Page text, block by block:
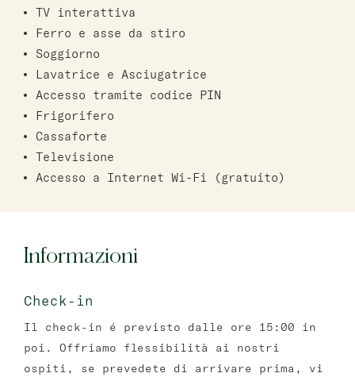
TV interattiva
Ferro e asse da stiro
Soggiorno
Lavatrice e Asciugatrice
Accesso tramite codice PIN
Frigorifero
Cassaforte
Televisione
Accesso a Internet Wi-Fi (gratuito)
Informazioni
Check-in
Il check-in é previsto dalle ore 15:00 in
poi. Offriamo flessibilità ai nostri
ospiti, se prevedete di arrivare prima, vi